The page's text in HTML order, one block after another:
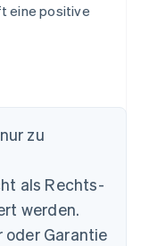
eine positive
zu
als Rechts-
werden.
oder Garantie